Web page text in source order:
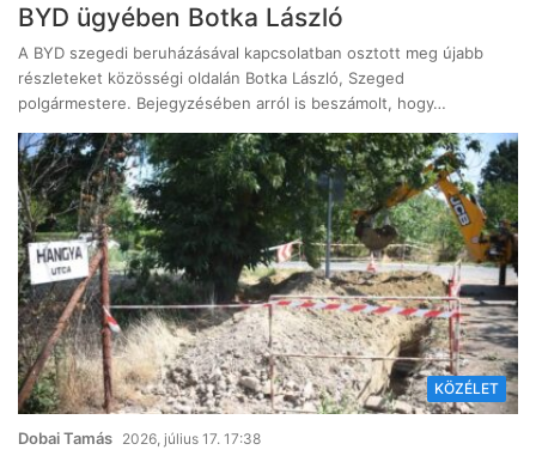
BYD ügyében Botka László
A BYD szegedi beruházásával kapcsolatban osztott meg újabb
részleteket közösségi oldalán Botka László, Szeged
polgármestere. Bejegyzésében arról is beszámolt, hogy…
KÖZÉLET
Dobai Tamás 2026, július 17. 17:38